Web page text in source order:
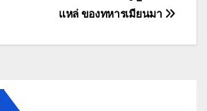
แหล่ ของทหารเมียนมา